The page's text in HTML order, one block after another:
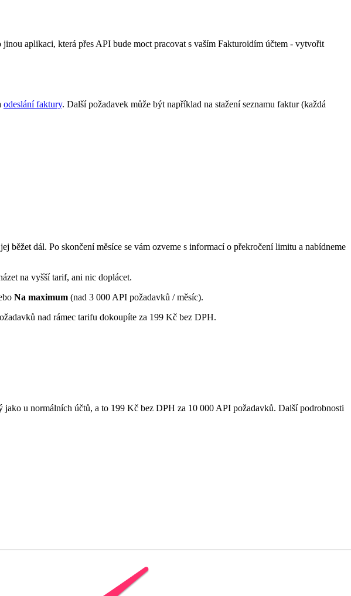
aplikaci, která přes API bude moct pracovat s vaším Fakturoidím účtem - vytvořit
odeslání faktury. Další požadavek může být například na stažení seznamu faktur (každá
běžet dál. Po skončení měsíce se vám ozveme s informací o překročení limitu a nabídneme
na vyšší tarif, ani nic doplácet.
Na maximum (nad 3 000 API požadavků / měsíc).
nad rámec tarifu dokoupíte za 199 Kč bez DPH.
u normálních účtů, a to 199 Kč bez DPH za 10 000 API požadavků. Další podrobnosti